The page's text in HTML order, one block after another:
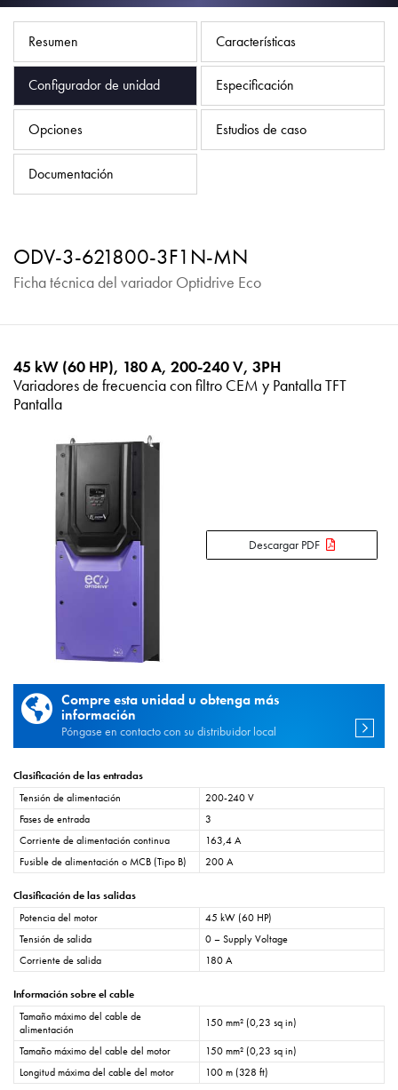
Resumen Características
Configurador de unidad Especificación
Opciones Estudios de caso
Documentación
ODV-3-621800-3F1N-MN
Ficha técnica del variador Optidrive Eco
45 kW (60 HP), 180 A, 200-240 V, 3PH
Variadores de frecuencia con filtro CEM y Pantalla TFT
Pantalla
Descargar PDF
Compre esta unidad u obtenga más
información
Póngase en contacto con su distribuidor local
Clasificación de las entradas
Tensión de alimentación
200-240 V
Fases de entrada
3
Corriente de alimentación continua
163,4 A
Fusible de alimentación o MCB (Tipo B)
200 A
Clasificación de las salidas
Potencia del motor
45 kW (60 HP)
Tensión de salida
0 – Supply Voltage
Corriente de salida
180 A
Información sobre el cable
Tamaño máximo del cable de
alimentación
150 mm² (0,23 sq in)
Tamaño máximo del cable del motor
150 mm² (0,23 sq in)
Longitud máxima del cable del motor
100 m (328 ft)
Política de privacidad
Mapa del sitio
iSource